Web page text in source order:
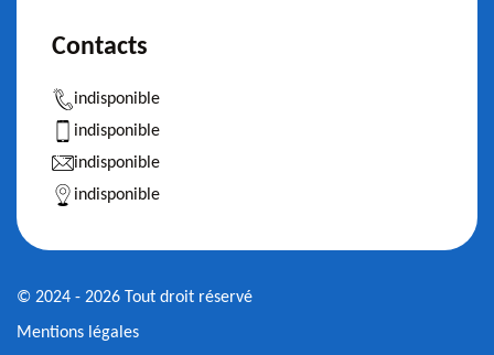
Contacts
indisponible
indisponible
indisponible
indisponible
© 2024 - 2026 Tout droit réservé
Mentions légales